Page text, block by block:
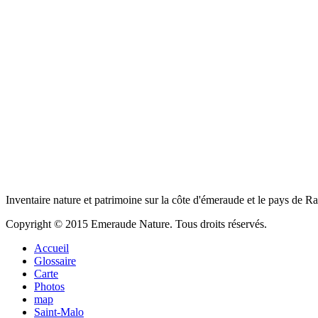
Inventaire nature et patrimoine sur la côte d'émeraude et le pays de
Copyright © 2015 Emeraude Nature. Tous droits réservés.
Accueil
Glossaire
Carte
Photos
map
Saint-Malo